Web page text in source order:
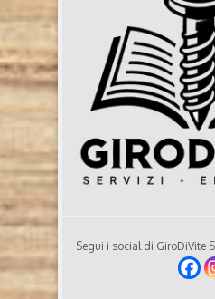
Pino Daniele. Napoli e
Mascalzone latino a Giogiò
Paolo edizioni, 2024) A
scomparsa, Pino Daniele
intramontabile per più
giorni del gennaio 2015
lasciò improvvisamente, a
seguito ad una letale ..
Segui i social di GiroDiVite